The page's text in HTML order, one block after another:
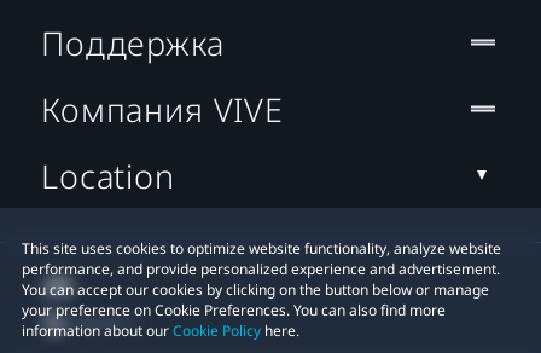
This site uses cookies to optimize website functionality, analyze website
performance, and provide personalized experience and advertisement.
You can accept our cookies by clicking on the button below or manage
your preference on Cookie Preferences. You can also find more
information about ourCookie Policy here.
Поддержка
Компания VIVE
Location